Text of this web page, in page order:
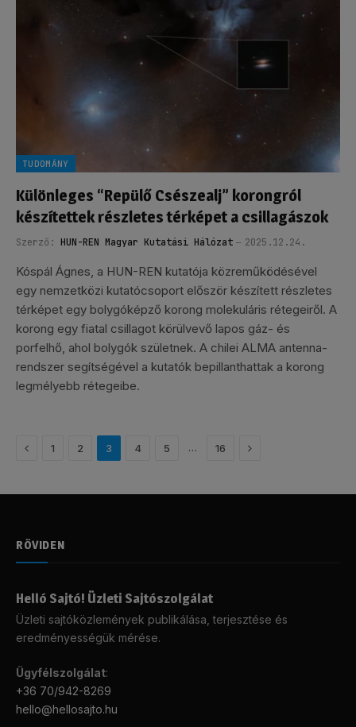
TUDOMÁNY
Különleges “Repülő Csészealj” korongról
készítettek részletes térképet a csillagászok
Szerző: HUN-REN Magyar Kutatási Hálózat 2025.12.24.
Kóspál Ágnes, a HUN-REN kutatója közreműködésével
egy nemzetközi kutatócsoport először készített részletes
térképet egy bolygóképző korong molekuláris rétegeiről. A
korong egy fiatal csillagot körülvevő lapos gáz- és
porfelhő, ahol bolygók születnek. A chilei ALMA antenna-
rendszer segítségével a kutatók bepillanthattak a korong
legmélyebb rétegeibe.
Előző1 2 3 4 5 … 16 Következő
RÖVIDEN
Helló Sajtó! Üzleti Sajtószolgálat
Üzleti sajtóközlemények publikálása, terjesztése és
eredményességük mérése.
Ügyfélszolgálat:
+36 70/942-8269
hello@hellosajto.hu